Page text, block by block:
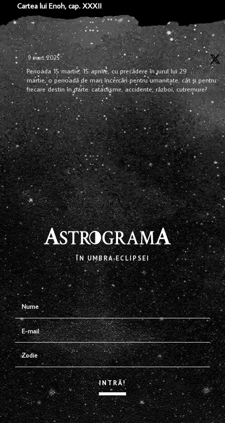
Cartea lui Enoh, cap. XXXII
9 mart. 2025
Perioada 15 martie, 15 aprilie, cu precădere în jurul lui 29
martie, o perioadă de mari încercări pentru umanitate, cât și pentru
fiecare destin în parte: cataclisme, accidente, război, cutremure?
X
ÎN UMBRA ECLIPSEI